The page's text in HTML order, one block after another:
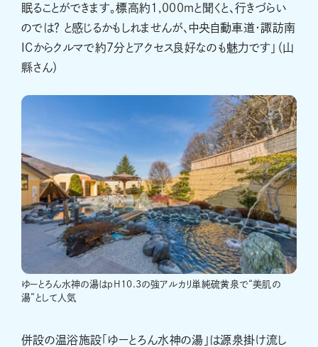
眠ることができます。標高約1,000ｍと聞くと、行きづらい
のでは？ と感じるかもしれませんが、中央自動車道・諏訪南
ICからクルマで約7分とアクセス良好なのも魅力です」（山
縣さん）
ゆーとろん水神の湯はpH10.3の強アルカリ単純硫黄泉で“美肌の
湯”として人気
併設の温浴施設「ゆーとろん水神の湯」は源泉掛け流し